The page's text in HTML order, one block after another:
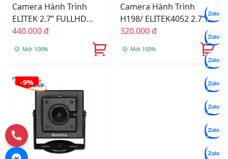
Camera Hành Trình
ELITEK 2.7” FULLHD
1920x1028P – HỒNG
440.000 đ
Mới 100%
Camera Hành Trình
H198/ ELITEK4052 2.7”
FULLHD 1920x1028P –
320.000 đ
Mới 100%
-9%